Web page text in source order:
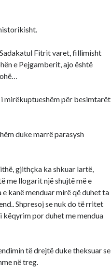
Fitrit varet, fillimisht
e Pejgamberit, ajo është
mirëkuptueshëm për besimtarët
duke marrë parasysh
gjithçka ka shkuar lartë,
me llogarit një shujtë më e
kanë menduar mirë që duhet ta
Shpresoj se nuk do të rritet
këqyrim por duhet me mendua
të drejtë duke theksuar se
në treg.